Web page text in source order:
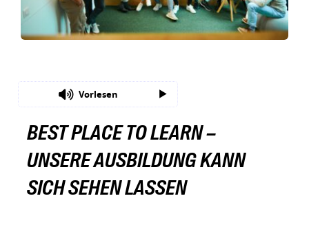
Vorlesen
BEST PLACE TO LEARN –
UNSERE AUSBILDUNG KANN
SICH SEHEN LASSEN